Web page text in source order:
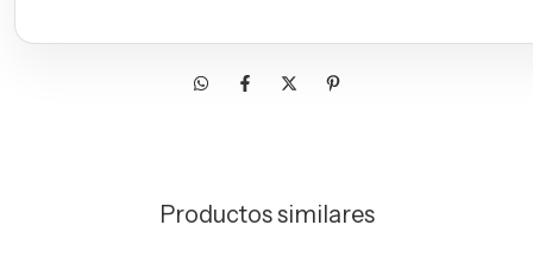
Productos similares